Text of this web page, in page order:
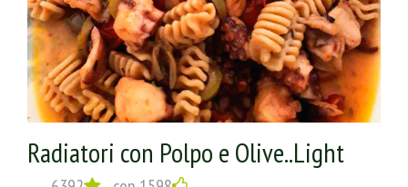
Radiatori con Polpo e Olive..Light